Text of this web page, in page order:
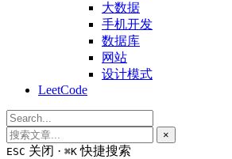
大数据
手机开发
数据库
网站
设计模式
LeetCode
×
ESC 关闭 · ⌘K 快捷搜索